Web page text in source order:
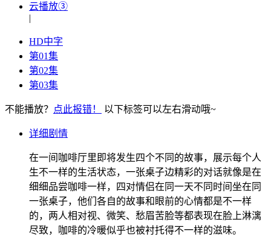
云播放③
|
HD中字
第01集
第02集
第03集
不能播放？ 点此报错！ 以下标签可以左右滑动哦~
详细剧情
在一间咖啡厅里即将发生四个不同的故事，展示每个人
生不一样的生活状态，一张桌子边精彩的对话就像是在
细细品尝咖啡一样，四对情侣在同一天不同时间坐在同
一张桌子，他们各自的故事和眼前的心情都是不一样
的，两人相对视、微笑、愁眉苦脸等都表现在脸上淋漓
尽致，咖啡的冷暖似乎也被衬托得不一样的滋味。